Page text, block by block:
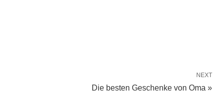
NEXT
Die besten Geschenke von Oma »